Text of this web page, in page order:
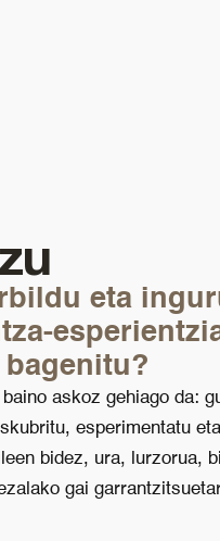
eta
askoz gehiago da:
esperimentatu
bidez, ura, lurzorua,
gai